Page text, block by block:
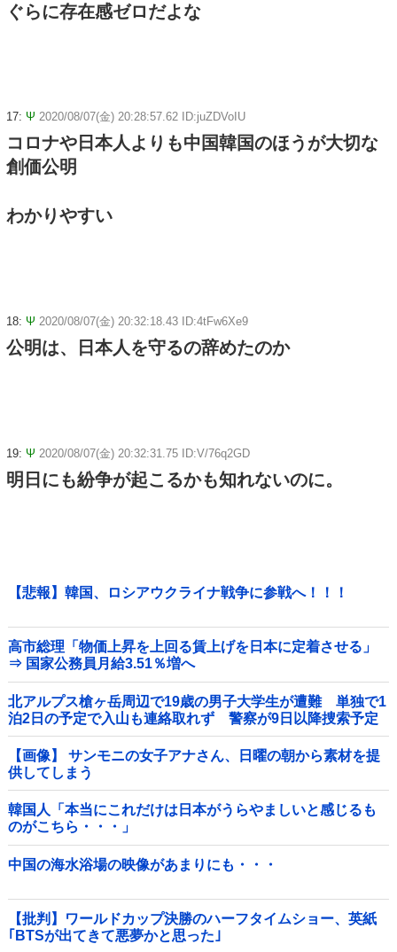
ぐらに存在感ゼロだよな
17: Ψ 2020/08/07(金) 20:28:57.62 ID:juZDVoIU
コロナや日本人よりも中国韓国のほうが大切な
創価公明
わかりやすい
18: Ψ 2020/08/07(金) 20:32:18.43 ID:4tFw6Xe9
公明は、日本人を守るの辞めたのか
19: Ψ 2020/08/07(金) 20:32:31.75 ID:V/76q2GD
明日にも紛争が起こるかも知れないのに。
【悲報】韓国、ロシアウクライナ戦争に参戦へ！！！
高市総理「物価上昇を上回る賃上げを日本に定着させる」
⇒ 国家公務員月給3.51％増へ
北アルプス槍ヶ岳周辺で19歳の男子大学生が遭難 単独で1
泊2日の予定で入山も連絡取れず 警察が9日以降捜索予定
他
【画像】 サンモニの女子アナさん、日曜の朝から素材を提
供してしまう
韓国人「本当にこれだけは日本がうらやましいと感じるも
のがこちら・・・」
中国の海水浴場の映像があまりにも・・・
【批判】ワールドカップ決勝のハーフタイムショー、英紙
｢BTSが出てきて悪夢かと思った｣